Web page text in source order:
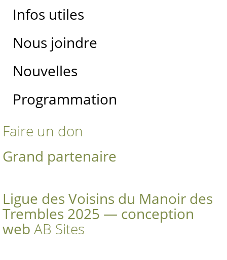
Infos utiles
Nous joindre
Nouvelles
Programmation
Faire un don
Grand partenaire
Ligue des Voisins du Manoir des
Trembles 2025 — conception
web AB Sites